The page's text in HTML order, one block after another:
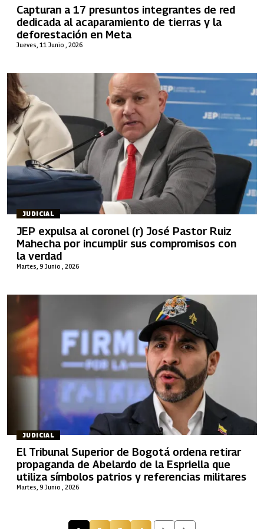
Jueves, 11 Junio , 2026
Capturan a 17 presuntos integrantes de red
dedicada al acaparamiento de tierras y la
deforestación en Meta
JUDICIAL
Martes, 9 Junio , 2026
JEP expulsa al coronel (r) José Pastor Ruiz
Mahecha por incumplir sus compromisos con
la verdad
JUDICIAL
Martes, 9 Junio , 2026
El Tribunal Superior de Bogotá ordena retirar
propaganda de Abelardo de la Espriella que
utiliza símbolos patrios y referencias militares